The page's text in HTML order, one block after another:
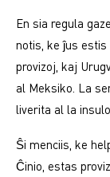
En sia regula
notis, ke ĵus
provizoj, kaj
al Meksiko. La
liverita al la insulo.
Ŝi menciis, ke
Ĉinio, estas